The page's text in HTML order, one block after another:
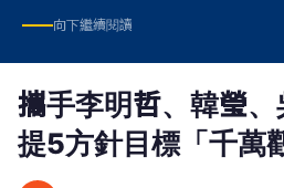
向下繼續閱讀
攜手李明哲、韓瑩
提5方針目標「千萬